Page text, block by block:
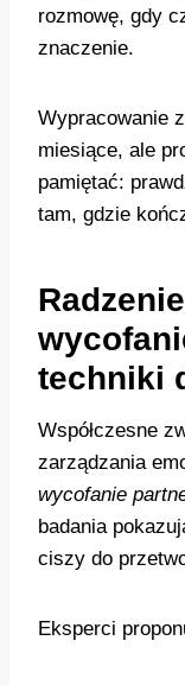
rozmowę, gdy
znaczenie.
Wypracowanie
miesiące, ale
pamiętać:
tam, gdzie
techniki
Współczesne
zarządzania
wycofanie
badania
ciszy do
Eksperci